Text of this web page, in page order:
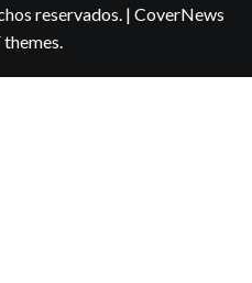
reservados. | CoverNews